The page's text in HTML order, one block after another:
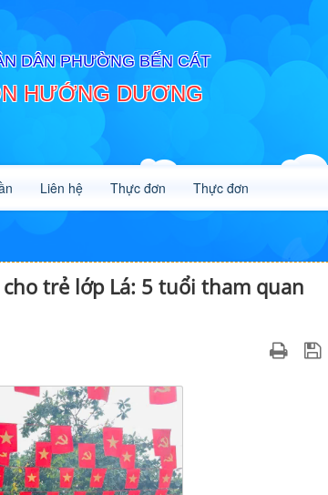
DÂN PHƯỜNG BẾN CÁT
HƯỚNG DƯƠNG
Liên hệ Thực đơn Thực đơn
trẻ lớp Lá: 5 tuổi tham quan